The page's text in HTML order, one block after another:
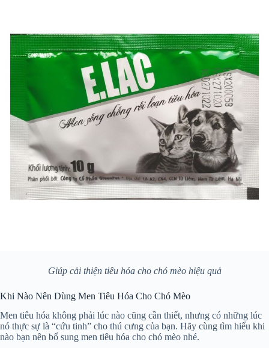
Giúp cải thiện tiêu hóa cho chó mèo hiệu quả
Khi Nào Nên Dùng Men Tiêu Hóa Cho Chó Mèo
Men tiêu hóa không phải lúc nào cũng cần thiết, nhưng có những lúc
nó thực sự là “cứu tinh” cho thú cưng của bạn. Hãy cùng tìm hiểu khi
nào bạn nên bổ sung men tiêu hóa cho chó mèo nhé.